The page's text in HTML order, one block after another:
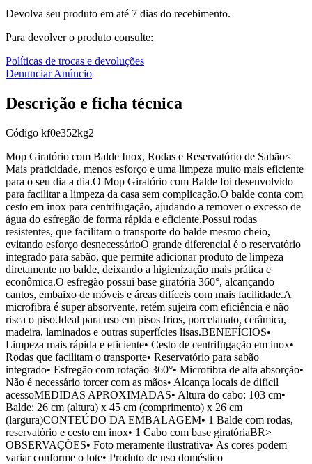
Devolva seu produto em até 7 dias do recebimento.
Para devolver o produto consulte:
Políticas de trocas e devoluções
Denunciar Anúncio
Descrição e ficha técnica
Código kf0e352kg2
Mop Giratório com Balde Inox, Rodas e Reservatório de Sabão<
Mais praticidade, menos esforço e uma limpeza muito mais eficiente
para o seu dia a dia.O Mop Giratório com Balde foi desenvolvido
para facilitar a limpeza da casa sem complicação.O balde conta com
cesto em inox para centrifugação, ajudando a remover o excesso de
água do esfregão de forma rápida e eficiente.Possui rodas
resistentes, que facilitam o transporte do balde mesmo cheio,
evitando esforço desnecessárioO grande diferencial é o reservatório
integrado para sabão, que permite adicionar produto de limpeza
diretamente no balde, deixando a higienização mais prática e
econômica.O esfregão possui base giratória 360°, alcançando
cantos, embaixo de móveis e áreas difíceis com mais facilidade.A
microfibra é super absorvente, retém sujeira com eficiência e não
risca o piso.Ideal para uso em pisos frios, porcelanato, cerâmica,
madeira, laminados e outras superfícies lisas.BENEFÍCIOS•
Limpeza mais rápida e eficiente• Cesto de centrifugação em inox•
Rodas que facilitam o transporte• Reservatório para sabão
integrado• Esfregão com rotação 360°• Microfibra de alta absorção•
Não é necessário torcer com as mãos• Alcança locais de difícil
acessoMEDIDAS APROXIMADAS• Altura do cabo: 103 cm•
Balde: 26 cm (altura) x 45 cm (comprimento) x 26 cm
(largura)CONTEÚDO DA EMBALAGEM• 1 Balde com rodas,
reservatório e cesto em inox• 1 Cabo com base giratóriaBR>
OBSERVAÇÕES• Foto meramente ilustrativa• As cores podem
variar conforme o lote• Produto de uso doméstico